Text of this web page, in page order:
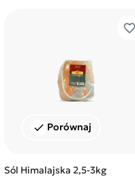
favorite_border
check Porównaj
Sól Himalajska 2,5-3kg